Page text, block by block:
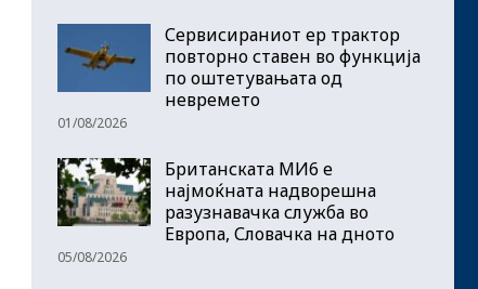
Сервисираниот ер трактор
повторно ставен во функција
по оштетувањата од
невремето
01/08/2026
Британската МИ6 е
најмоќната надворешна
разузнавачка служба во
Европа, Словачка на дното
05/08/2026